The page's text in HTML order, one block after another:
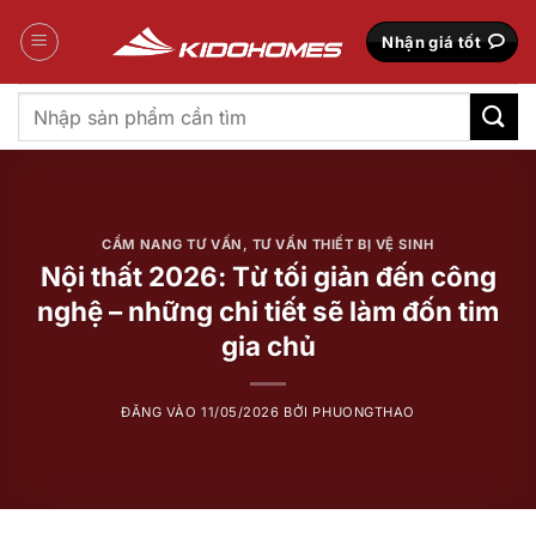
qua
Nhận giá tốt
Tìm
kiếm:
CẨM NANG TƯ VẤN , TƯ VẤN THIẾT BỊ VỆ SINH
Nội thất 2026: Từ tối giản đến công
nghệ – những chi tiết sẽ làm đốn tim
gia chủ
ĐĂNG VÀO 11/05/2026 BỞI PHUONGTHAO